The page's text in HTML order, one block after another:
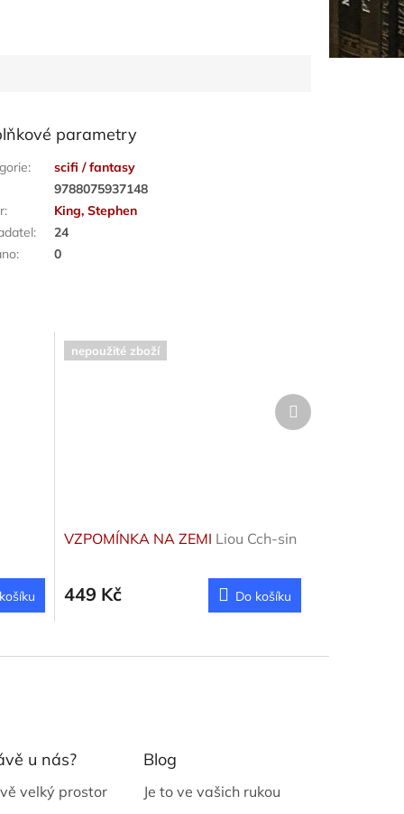
parametry
:
scifi / fantasy
9788075937148
:
King, Stephen
:
24
: 0
nepoužité zboží
VZPOMÍNKA NA ZEMI Liou Cch-sin
449 Kč Do košíku
Další
produkt
u nás?
velký prostor
Blog
Je to ve vašich rukou